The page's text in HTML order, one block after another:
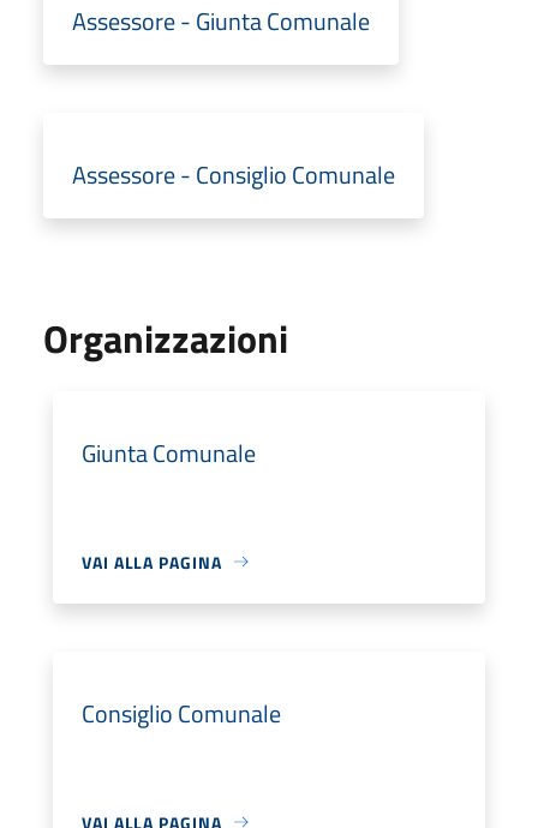
Assessore - Giunta Comunale
Assessore - Consiglio Comunale
Organizzazioni
Giunta Comunale
VAI ALLA PAGINA
Consiglio Comunale
VAI ALLA PAGINA